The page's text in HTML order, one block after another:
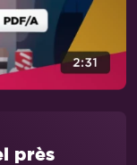
près